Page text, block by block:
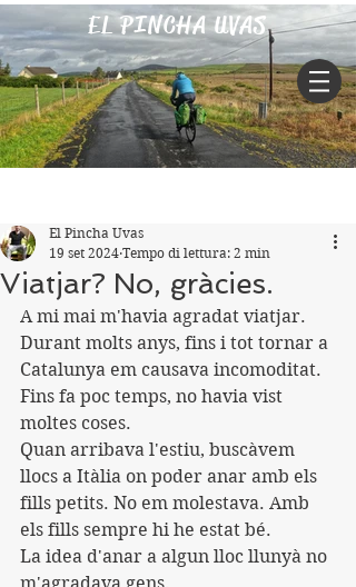
EL PINCHA UVAS
Viatjar? No, gràcies.
El Pincha Uvas
19 set 2024 Tempo di lettura: 2 min
A mi mai m'havia agradat viatjar.
Durant molts anys, fins i tot tornar a
Catalunya em causava incomoditat.
Fins fa poc temps, no havia vist
moltes coses.
Quan arribava l'estiu, buscàvem
llocs a Itàlia on poder anar amb els
fills petits. No em molestava. Amb
els fills sempre hi he estat bé.
La idea d'anar a algun lloc llunyà no